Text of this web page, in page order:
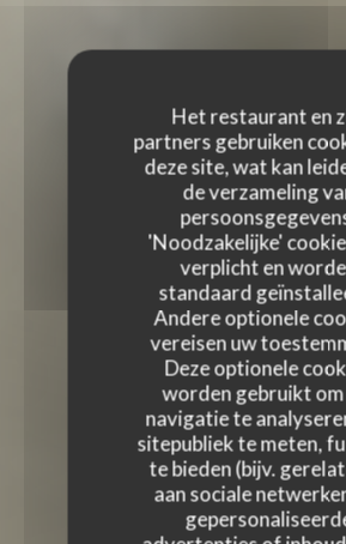
Het restaurant en
partners gebruiken
deze site, wat kan
de verzameling
'Noodzakelijke'
verplicht en
standaard
Andere optionele
vereisen uw
Deze optionele
worden gebruikt
navigatie te
sitepubliek te meten,
te bieden (bijv.
aan sociale